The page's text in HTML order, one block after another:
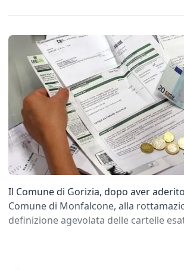
Il Comune di Gorizia, dopo aver
Comune di Monfalcone, alla
definizione agevolata delle cartelle